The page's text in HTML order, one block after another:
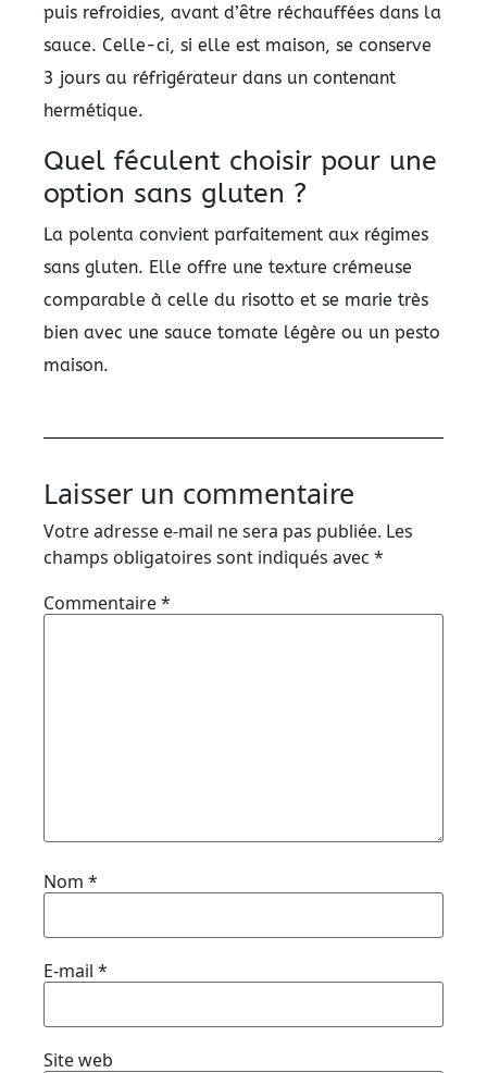
puis refroidies, avant d’être réchauffées dans la
sauce. Celle-ci, si elle est maison, se conserve
3 jours au réfrigérateur dans un contenant
hermétique.
Quel féculent choisir pour une
option sans gluten ?
La polenta convient parfaitement aux régimes
sans gluten. Elle offre une texture crémeuse
comparable à celle du risotto et se marie très
bien avec une sauce tomate légère ou un pesto
maison.
Laisser un commentaire
Votre adresse e-mail ne sera pas publiée. Les
champs obligatoires sont indiqués avec *
Commentaire*
Nom *
E-mail *
Site web